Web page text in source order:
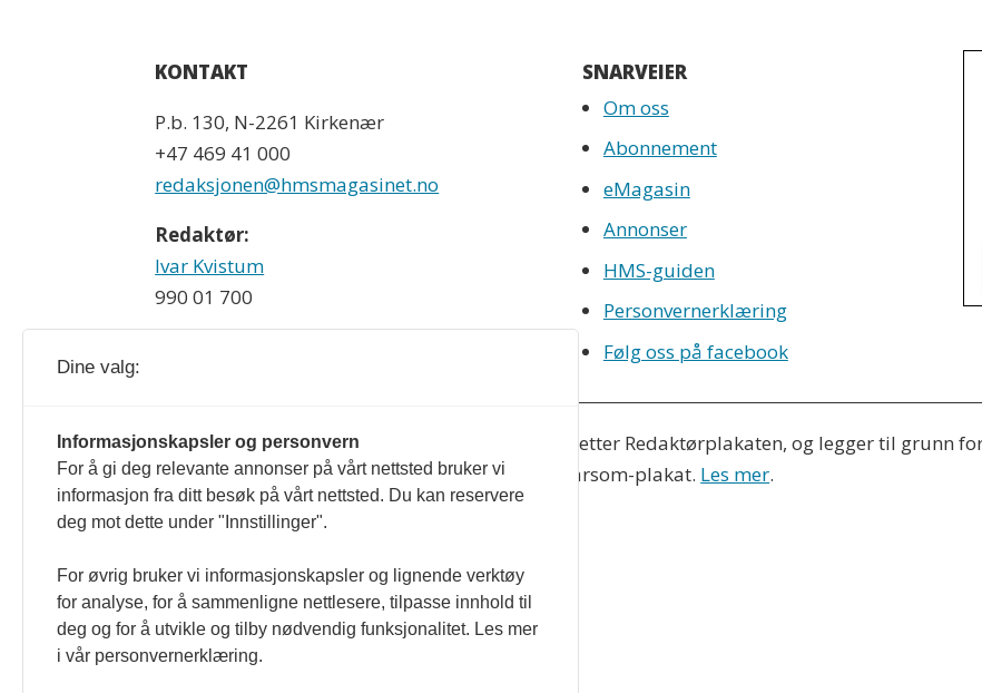
KONTAKT
P.b. 130, N-2261 Kirkenær
+47 469 41 000
redaksjonen@hmsmagasinet.no
Redaktør:
Ivar Kvistum
990 01 700
SNARVEIER
Om oss
Abonnement
eMagasin
Annonser
HMS-guiden
Personvernerklæring
Følg oss på facebook
HMS-magasinet og hmsmagasinet.no redigeres etter Redaktørplakaten, og legger til grunn
som er formulert i Norsk Presseforbunds Vær Varsom-plakat. Les mer.
Dine valg:
Informasjonskapsler og personvern
For å gi deg relevante annonser på vårt nettsted bruker vi
informasjon fra ditt besøk på vårt nettsted. Du kan reservere
deg mot dette under "Innstillinger".
For øvrig bruker vi informasjonskapsler og lignende verktøy
for analyse, for å sammenligne nettlesere, tilpasse innhold til
deg og for å utvikle og tilby nødvendig funksjonalitet. Les mer
i vår personvernerklæring.